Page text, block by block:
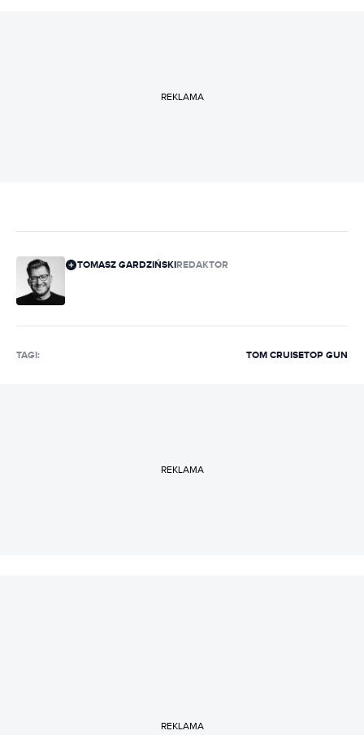
REKLAMA
TOMASZ GARDZIŃSKIREDAKTOR
TAGI: TOM CRUISETOP GUN
REKLAMA
REKLAMA